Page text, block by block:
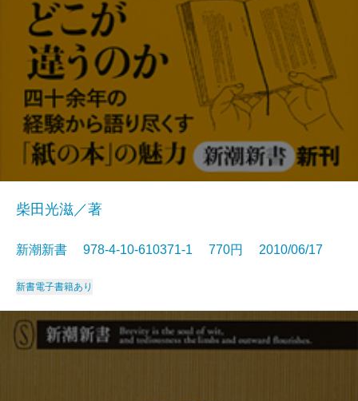
柴田光滋／著
新潮新書 978-4-10-610371-1 770円 2010/06/17
新書電子書籍あり